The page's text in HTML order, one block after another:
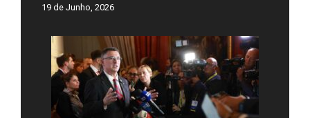
19 de Junho, 2026